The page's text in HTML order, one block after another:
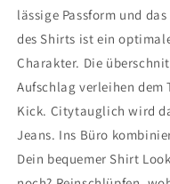
lässige Passform und
des Shirts ist ein
Charakter. Die
Aufschlag verleihen dem
Kick. Citytauglich wird
Jeans. Ins Büro
Dein bequemer Shirt